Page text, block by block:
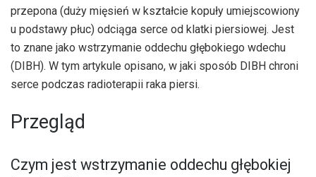
przepona (duży mięsień w kształcie kopuły umiejscowiony
u podstawy płuc) odciąga serce od klatki piersiowej. Jest
to znane jako wstrzymanie oddechu głębokiego wdechu
(DIBH). W tym artykule opisano, w jaki sposób DIBH chroni
serce podczas radioterapii raka piersi.
Przegląd
Czym jest wstrzymanie oddechu głębokiej